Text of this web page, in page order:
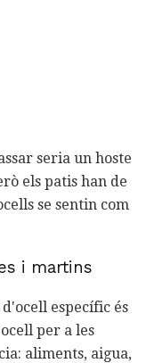
seria un hoste
els patis han de
se sentin com
i martins
específic és
per a les
aliments, aigua,